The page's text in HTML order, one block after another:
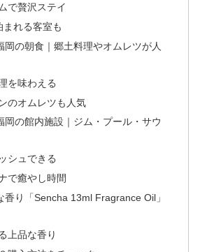
で贅沢ステイ
れる客室も
岡の朝食｜郷土料理やオムレツが人
を味わえる
のオムレツも人気
岡の館内施設｜ジム・プール・サウ
シュできる
で癒やし時間
香り「Sencha 13ml Fragrance Oil」
上品な香り